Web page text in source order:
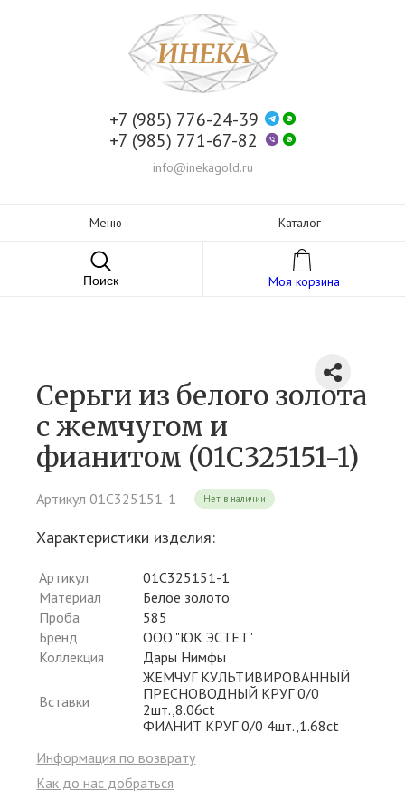
+7 (985) 776-24-39
+7 (985) 771-67-82
info@inekagold.ru
Меню Каталог
Поиск Моя корзина
Серьги из белого золота
c жемчугом и
фианитом (01С325151-1)
Артикул 01С325151-1 Нет в наличии
Характеристики изделия:
Артикул
01С325151-1
Материал
Белое золото
Проба
585
Бренд
ООО "ЮК ЭСТЕТ"
Коллекция
Дары Нимфы
Вставки
ЖЕМЧУГ КУЛЬТИВИРОВАННЫЙ
ПРЕСНОВОДНЫЙ КРУГ 0/0
2шт.,8.06ct
ФИАНИТ КРУГ 0/0 4шт.,1.68ct
Информация по возврату
Как до нас добраться